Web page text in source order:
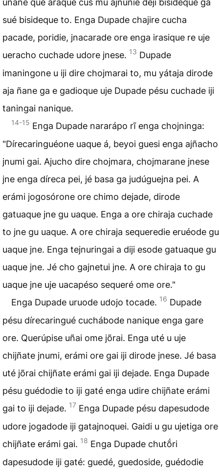
uñane que áraque cus mu ajñunie déji bisideque ga
sué bisideque to. Enga Dupade chajire cucha
pacade, poridie, jnacarade ore enga irasique re uje
ueracho cuchade udore jnese. 13 Dupade
imaningone u iji dire chojmarai to, mu yátaja dirode
aja ñane ga e gadioque uje Dupade pésu cuchade iji
taningai nanique.
14-15 Enga Dupade nararápo rĩ enga chojninga:
"Dírecaringuéone uaque á, beyoi guesi enga ajñacho
jnumi gai. Ajucho dire chojmara, chojmarane jnese
jne enga díreca pei, jé basa ga judúguejna pei. A
erámi jogosórone ore chimo dejade, dirode
gatuaque jne gu uaque. Enga a ore chiraja cuchade
to jne gu uaque. A ore chiraja sequeredie eruéode gu
uaque jne. Enga tejnuringai a diji esode gatuaque gu
uaque jne. Jé cho gajnetui jne. A ore chiraja to gu
uaque jne uje uacapéso sequeré ome ore."
Enga Dupade uruode udojo tocade. 16 Dupade
pésu dírecaringué cuchábode nanique enga gare
ore. Querúpise uñai ome jõrai. Enga uté u uje
chijñate jnumi, erámi ore gai iji dirode jnese. Jé basa
uté jõrai chijñate erámi gai iji dejade. Enga Dupade
pésu guédodie to iji gaté enga udire chijñate erámi
gai to iji dejade. 17 Enga Dupade pésu dapesudode
udore jogadode iji gatajnoquei. Gaidi u gu ujetiga ore
chijñate erámi gai. 18 Enga Dupade chutṍri
dapesudode iji gaté: guedé, guedoside, guédodie